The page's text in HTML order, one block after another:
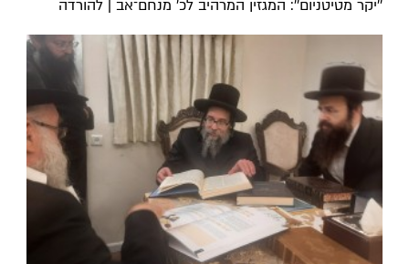
''יקר מטיטניום'': המגזין המרהיב לכ’ מנחם־אב | להורדה